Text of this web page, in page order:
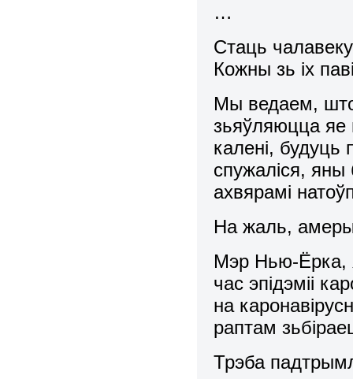
…
Стаць
Кожны зь іх
Мы ведаем,
зьяўляюцца яе
калені,
спужаліся,
ахвярамі
На жаль,
Мэр Нью-Ёрка,
час эпідэміі
на
раптам
Трэба